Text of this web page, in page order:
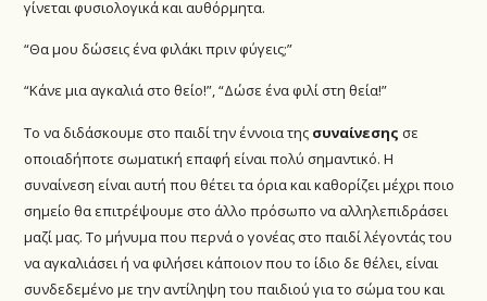
γίνεται φυσιολογικά και αυθόρμητα.
“Θα μου δώσεις ένα φιλάκι πριν φύγεις;”
“Κάνε μια αγκαλιά στο θείο!”, “Δώσε ένα φιλί στη θεία!”
Το να διδάσκουμε στο παιδί την έννοια της συναίνεσης σε
οποιαδήποτε σωματική επαφή είναι πολύ σημαντικό. Η
συναίνεση είναι αυτή που θέτει τα όρια και καθορίζει μέχρι ποιο
σημείο θα επιτρέψουμε στο άλλο πρόσωπο να αλληλεπιδράσει
μαζί μας. Το μήνυμα που περνά ο γονέας στο παιδί λέγοντάς του
να αγκαλιάσει ή να φιλήσει κάποιον που το ίδιο δε θέλει, είναι
συνδεδεμένο με την αντίληψη του παιδιού για το σώμα του και